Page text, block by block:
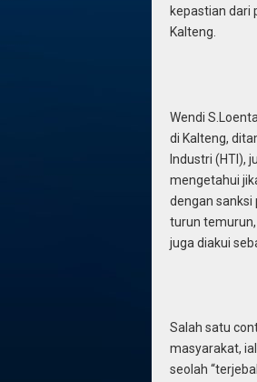
kepastian dari
Kalteng.
Wendi
di Kalteng,
Industri (HTI),
mengetahui
dengan sanksi
turun
juga diakui
Salah satu
masyarakat,
seolah